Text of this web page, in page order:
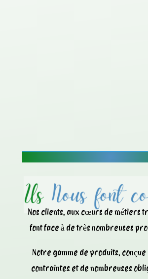
Nos clients, aux cœurs de métiers
font face à de très nombreuses
Notre gamme de produits, conçue
contraintes et de nombreuses